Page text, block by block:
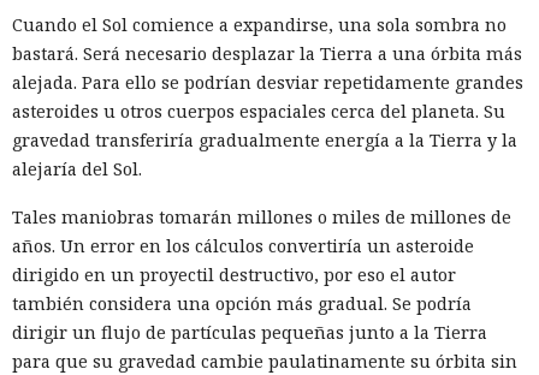
para el procesamiento de pedidos, el enrutamiento y la
gestión de sistemas internos.
El comité propuso ampliar las facultades de las agencias
para que, tras la revocación de licencias, pudieran controlar
el equipo restante y las conexiones privadas. El informe
también recomienda una protección más estricta de BGP, el
registro obligatorio de las acciones de operadores
extranjeros y la financiación del desmantelamiento puntual
de infraestructura de riesgo.
La Casa Blanca decidió a puerta
cerrada el destino de la IA; los
servicios de inteligencia serán
los primeros en evaluarlo.
Cuando el Sol comience a expandirse, una sola sombra no
bastará. Será necesario desplazar la Tierra a una órbita más
alejada. Para ello se podrían desviar repetidamente grandes
asteroides u otros cuerpos espaciales cerca del planeta. Su
gravedad transferiría gradualmente energía a la Tierra y la
alejaría del Sol.
Tales maniobras tomarán millones o miles de millones de
años. Un error en los cálculos convertiría un asteroide
dirigido en un proyectil destructivo, por eso el autor
también considera una opción más gradual. Se podría
dirigir un flujo de partículas pequeñas junto a la Tierra
para que su gravedad cambie paulatinamente su órbita sin